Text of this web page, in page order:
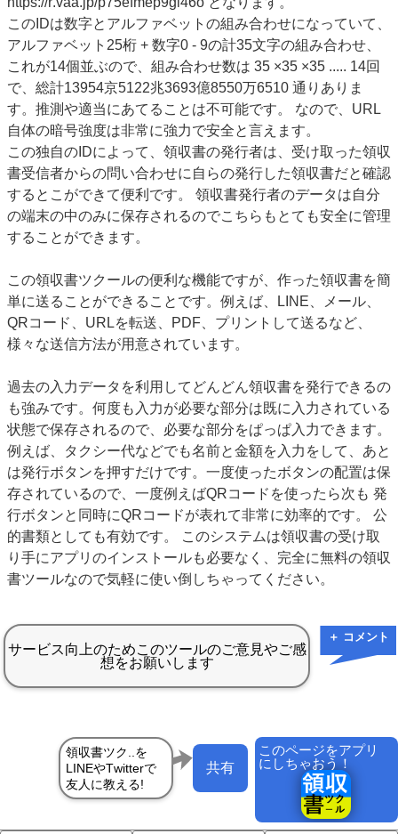
このIDは数字とアルファベットの組み合わせになっていて、
アルファベット25桁 + 数字0 - 9の計35文字の組み合わせ、
これが14個並ぶので、組み合わせ数は 35 ×35 ×35 ..... 14回
で、総計13954京5122兆3693億8550万6510 通りありま
す。推測や適当にあてることは不可能です。 なので、URL
自体の暗号強度は非常に強力で安全と言えます。
この独自のIDによって、領収書の発行者は、受け取った領収
書受信者からの問い合わせに自らの発行した領収書だと確認
するとこができて便利です。 領収書発行者のデータは自分
の端末の中のみに保存されるのでこちらもとても安全に管理
することができます。
この領収書ツクールの便利な機能ですが、作った領収書を簡
単に送ることができることです。例えば、LINE、メール、
QRコード、URLを転送、PDF、プリントして送るなど、
様々な送信方法が用意されています。
過去の入力データを利用してどんどん領収書を発行できるの
も強みです。何度も入力が必要な部分は既に入力されている
状態で保存されるので、必要な部分をぱっぱ入力できます。
例えば、タクシー代などでも名前と金額を入力をして、あと
は発行ボタンを押すだけです。一度使ったボタンの配置は保
存されているので、一度例えばQRコードを使ったら次も 発
行ボタンと同時にQRコードが表れて非常に効率的です。 公
的書類としても有効です。 このシステムは領収書の受け取
り手にアプリのインストールも必要なく、完全に無料の領収
書ツールなので気軽に使い倒しちゃってください。
＋ コメント
このページをアプリ
にしちゃおう！
共有